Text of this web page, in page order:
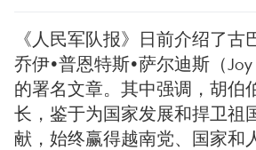
《人民军队报》日前介绍了古
乔伊•普恩特斯•萨尔迪斯（Joy
的署名文章。其中强调，胡伯
长，鉴于为国家发展和捍卫祖
献，始终赢得越南党、国家和